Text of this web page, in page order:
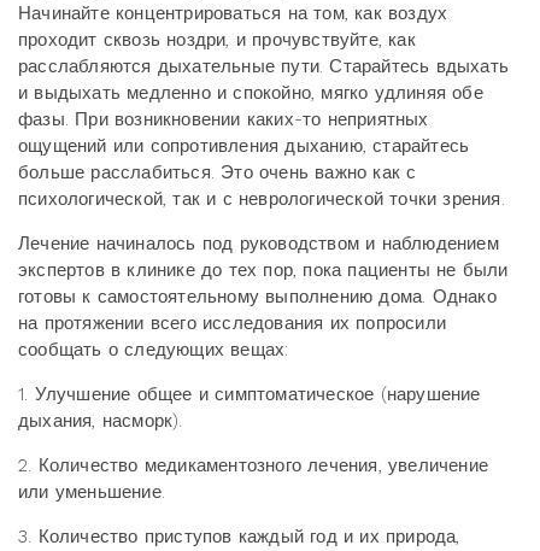
Начинайте концентрироваться на том, как воздух
проходит сквозь ноздри, и прочувствуйте, как
расслабляются дыхательные пути. Старайтесь вдыхать
и выдыхать медленно и спокойно, мягко удлиняя обе
фазы. При возникновении каких-то неприятных
ощущений или сопротивления дыханию, старайтесь
больше расслабиться. Это очень важно как с
психологической, так и с неврологической точки зрения.
Лечение начиналось под руководством и наблюдением
экспертов в клинике до тех пор, пока пациенты не были
готовы к самостоятельному выполнению дома. Однако
на протяжении всего исследования их попросили
сообщать о следующих вещах:
1. Улучшение общее и симптоматическое (нарушение
дыхания, насморк).
2. Количество медикаментозного лечения, увеличение
или уменьшение.
3. Количество приступов каждый год и их природа,